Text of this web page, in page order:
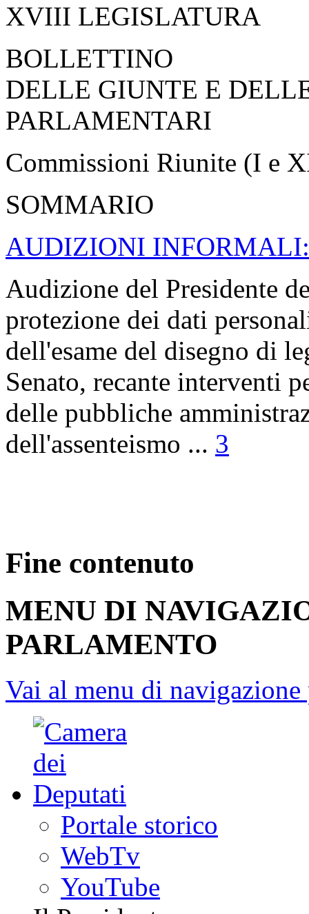
XVIII LEGISLATURA
BOLLETTINO
DELLE GIUNTE E
PARLAMENTARI
Commissioni Riunite (I e
SOMMARIO
AUDIZIONI INFORMALI:
Audizione del Presidente
protezione dei dati
dell'esame del disegno di
Senato, recante interventi
delle pubbliche
dell'assenteismo ... 3
Fine contenuto
MENU DI
PARLAMENTO
Vai al menu di
Portale storico
WebTv
YouTube